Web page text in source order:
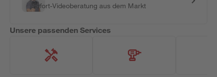
Sofort-Videoberatung aus dem Markt
Unsere passenden Services